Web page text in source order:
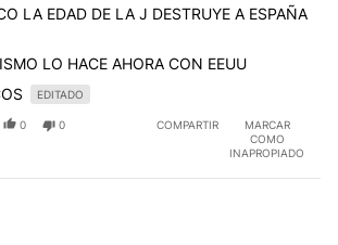
LA EDAD DE LA J DESTRUYE A ESPAÑA
LO HACE AHORA CON EEUU
EDITADO
0 0 COMPARTIR
MARCAR
COMO
INAPROPIADO